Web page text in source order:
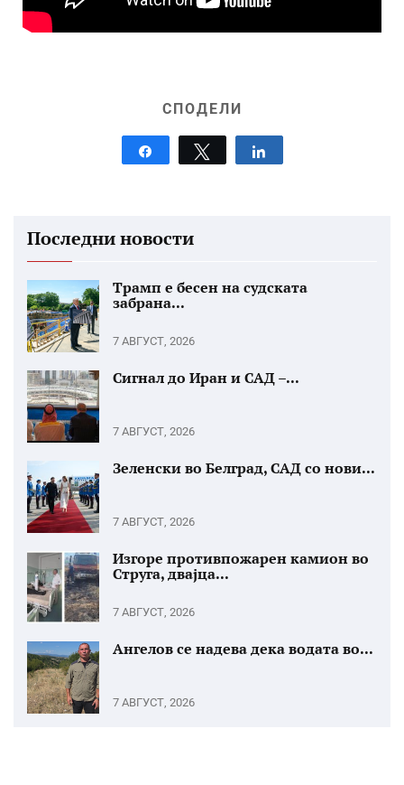
СПОДЕЛИ
Share Tweet
Последни новости
Трамп е бесен на судската
забрана...
7 АВГУСТ, 2026
Сигнал до Иран и САД –...
7 АВГУСТ, 2026
Зеленски во Белград, САД со нови...
7 АВГУСТ, 2026
Изгоре противпожарен камион во
Струга, двајца...
7 АВГУСТ, 2026
Ангелов се надева дека водата во...
7 АВГУСТ, 2026